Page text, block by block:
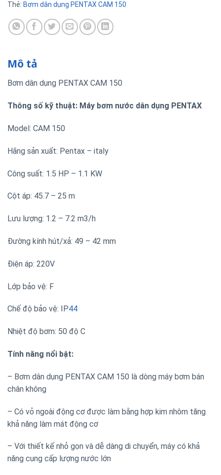
Thẻ: Bơm dân dụng PENTAX CAM 150
Mô tả
Bơm dân dụng PENTAX CAM 150
Thông số kỹ thuật: Máy bơm nước dân dụng PENTAX
Model: CAM 150
Hãng sản xuất: Pentax – italy
Công suất: 1.5 HP – 1.1 KW
Cột áp: 45.7 – 25 m
Lưu lượng: 1.2 – 7.2 m3/h
Đường kính hút/xả: 49 – 42 mm
Điện áp: 220V
Lớp bảo vệ: F
Chế độ bảo vệ: IP44
Nhiệt độ bơm: 50 độ C
Tính năng nổi bật:
– Bơm dân dụng PENTAX CAM 150 là dòng máy bơm bán
chân không
– Có vỏ ngoài động cơ được làm bằng hợp kim nhôm tăng
khả năng làm mát động cơ
– Với thiết kế nhỏ gọn và dễ dàng di chuyển, máy có khả
năng cung cấp lượng nước lớn